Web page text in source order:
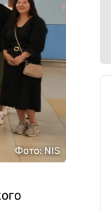
Фото: NIS